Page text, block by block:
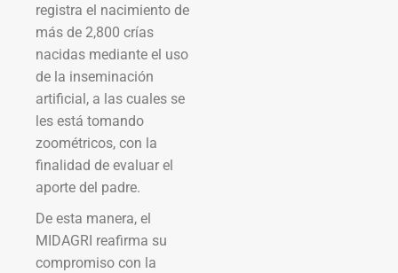
registra el nacimiento de
más de 2,800 crías
nacidas mediante el uso
de la inseminación
artificial, a las cuales se
les está tomando
zoométricos, con la
finalidad de evaluar el
aporte del padre.
De esta manera, el
MIDAGRI reafirma su
compromiso con la